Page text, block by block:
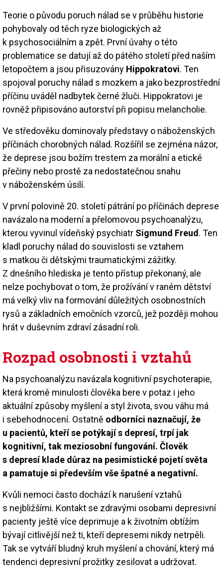
Teorie o původu poruch nálad se v průběhu historie
pohybovaly od těch ryze biologických až
k psychosociálním a zpět. První úvahy o této
problematice se datují až do pátého století před naším
letopočtem a jsou přisuzovány Hippokratovi. Ten
spojoval poruchy nálad s mozkem a jako bezprostřední
příčinu uváděl nadbytek černé žluči. Hippokratovi je
rovněž připisováno autorství při popisu melancholie.
Ve středověku dominovaly představy o náboženských
příčinách chorobných nálad. Rozšířil se zejména názor,
že deprese jsou božím trestem za morální a etické
přečiny nebo prostě za nedostatečnou snahu
v náboženském úsilí.
V první polovině 20. století pátrání po příčinách deprese
navázalo na moderní a přelomovou psychoanalýzu,
kterou vyvinul vídeňský psychiatr Sigmund Freud. Ten
kladl poruchy nálad do souvislosti se vztahem
s matkou či dětskými traumatickými zážitky.
Z dnešního hlediska je tento přístup překonaný, ale
nelze pochybovat o tom, že prožívání v raném dětství
má velký vliv na formování důležitých osobnostních
rysů a základních emočních vzorců, jež později mohou
hrát v duševním zdraví zásadní roli.
Rozpad osobnosti i vztahů
Na psychoanalýzu navázala kognitivní psychoterapie,
která kromě minulosti člověka bere v potaz i jeho
aktuální způsoby myšlení a styl života, svou váhu má
i sebehodnocení. Ostatně odborníci naznačují, že
u pacientů, kteří se potýkají s depresí, trpí jak
kognitivní, tak meziosobní fungování. Člověk
s depresí klade důraz na pesimistické pojetí světa
a pamatuje si především vše špatné a negativní.
Kvůli nemoci často dochází k narušení vztahů
s nejbližšími. Kontakt se zdravými osobami depresivní
pacienty ještě více deprimuje a k životním obtížím
bývají citlivější než ti, kteří depresemi nikdy netrpěli.
Tak se vytváří bludný kruh myšlení a chování, který má
tendenci depresivní prožitky zesilovat a udržovat.